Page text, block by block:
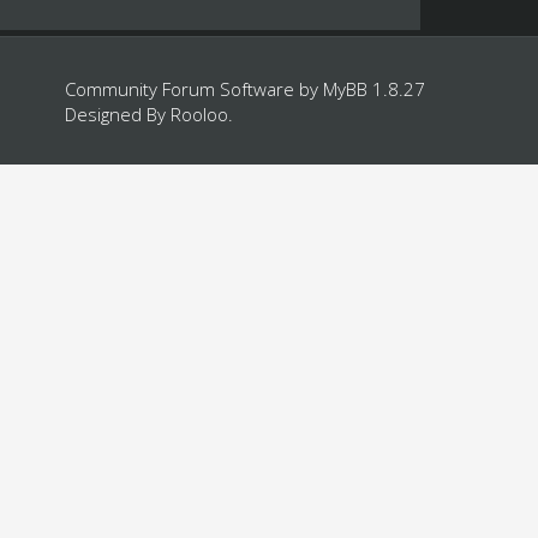
Community Forum Software by MyBB 1.8.27
Designed By Rooloo.